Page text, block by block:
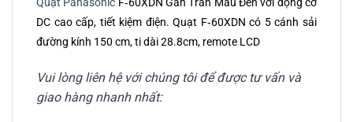
DC cao cấp, tiết kiệm điện. Quạt F‑60XDN có 5 cánh sải
đường kính 150 cm, ti dài 28.8cm, remote LCD
Vui lòng liên hệ với chúng tôi để được tư vấn và
giao hàng nhanh nhất: